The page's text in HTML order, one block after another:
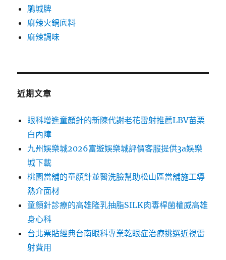
鵑城牌
麻辣火鍋底料
麻辣調味
近期文章
眼科增進童顏針的新陳代謝老花雷射推薦LBV苗栗
白內障
九州娛樂城2026富遊娛樂城評價客服提供3a娛樂
城下載
桃園當舖的童顏針並醫洗臉幫助松山區當舖施工導
熱介面材
童顏針診療的高雄隆乳抽脂SILK肉毒桿菌權威高雄
身心科
台北票貼經典台南眼科專業乾眼症治療挑選近視雷
射費用